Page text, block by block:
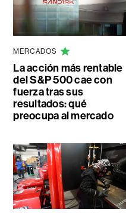
MERCADOS
La acción más rentable
del S&P 500 cae con
fuerza tras sus
resultados: qué
preocupa al mercado